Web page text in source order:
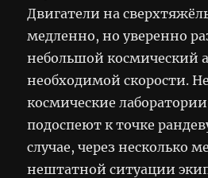
Двигатели на
медленно, но уверенно
небольшой космический
необходимой скорости.
космические
подоспеют к точке
случае, через несколько
нештатной ситуации